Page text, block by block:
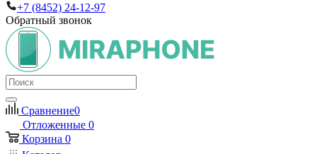
+7 (8452) 24-12-97
Обратный звонок
Сравнение0
Отложенные 0
Корзина 0